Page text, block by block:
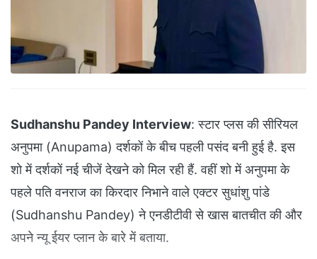
Sudhanshu Pandey Interview: स्टार प्लस की सीरियल
अनुपमा (Anupama) दर्शकों के बीच पहली पसंद बनी हुई है. इस
शो में दर्शकों नई चीजें देखने को मिल रही हैं. वहीं शो में अनुपमा के
पहले पति वनराज का किरदार निभाने वाले एक्टर सुधांशु पांडे
(Sudhanshu Pandey) ने एनडीटीवी से खास बातचीत की और
अपने न्यू ईयर प्लान के बारे में बताया.